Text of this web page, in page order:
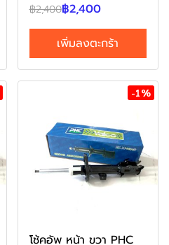
฿2,400฿2,400
เพิ่มลงตะกร้า
-1%
โช้คอัพ หน้า ขวา PHC